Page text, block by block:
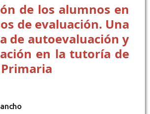
de los alumnos en
de evaluación. Una
de autoevaluación y
en la tutoría de